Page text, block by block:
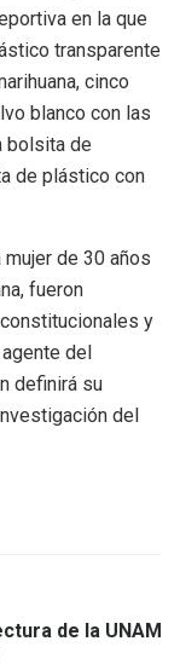
en la que
transparente
cinco
blanco con las
bolsita de
de plástico con
de 30 años
fueron
y
del
definirá su
del
de la UNAM